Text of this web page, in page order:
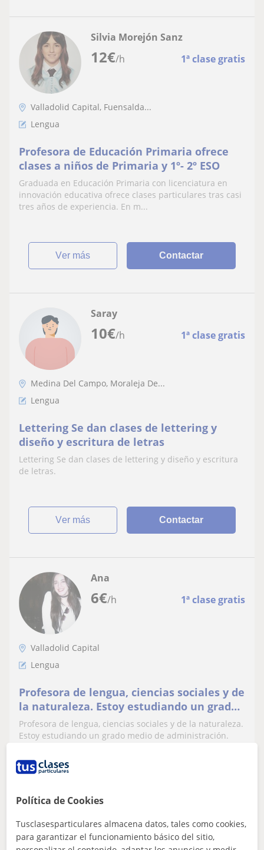
12€/h 1ª clase gratis
Silvia Morejón Sanz
Valladolid Capital, Fuensalda...
Lengua
Profesora de Educación Primaria ofrece
clases a niños de Primaria y 1º- 2º ESO
Graduada en Educación Primaria con licenciatura en
innovación educativa ofrece clases particulares tras casi
tres años de experiencia. En m...
ver más Contactar
10€/h 1ª clase gratis
Saray
Medina Del Campo, Moraleja De...
Lengua
Lettering Se dan clases de lettering y
diseño y escritura de letras
Lettering Se dan clases de lettering y diseño y escritura
de letras.
ver más Contactar
6€/h 1ª clase gratis
Ana
Valladolid Capital
Lengua
Profesora de lengua, ciencias sociales y de
la naturaleza. Estoy estudiando un grado
medio de administración
Profesora de lengua, ciencias sociales y de la naturaleza.
Estoy estudiando un grado medio de administración.
Victor
Política de Cookies
Tusclasesparticulares almacena datos, tales como cookies,
para garantizar el funcionamiento básico del sitio,